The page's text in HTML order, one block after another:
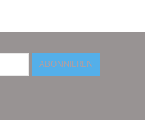
ABONNIEREN